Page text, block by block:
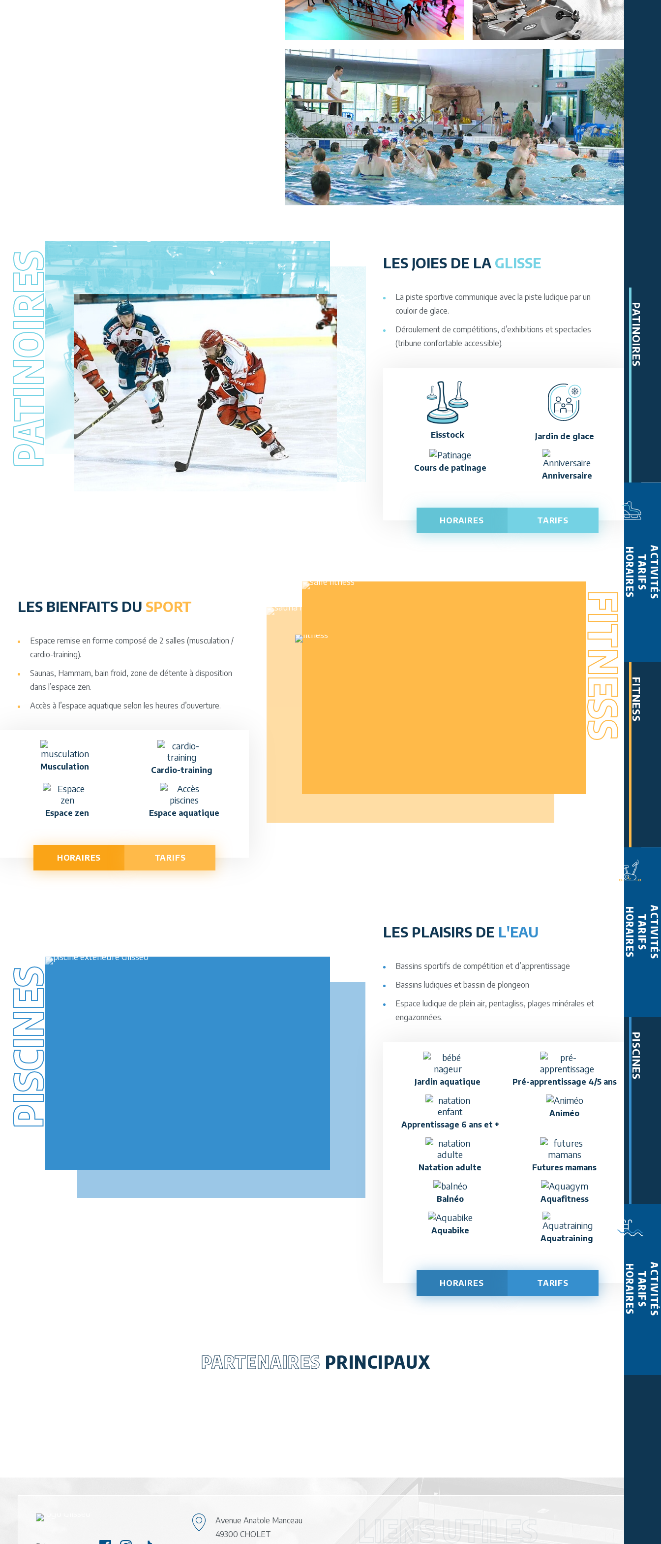
PATINOIRES
HORAIRESTARIFSACTIVITÉS
FITNESS
HORAIRESTARIFSACTIVITÉS
PISCINES
HORAIRESTARIFSACTIVITÉS
PATINOIRES LES JOIES DE LA GLISSE
La piste sportive communique avec la piste ludique par un
couloir de glace.
Déroulement de compétitions, d’exhibitions et spectacles
(tribune confortable accessible).
Eisstock Jardin de glace
Cours de patinage
Anniversaire
HORAIRES TARIFS
LES BIENFAITS DU SPORT
Espace remise en forme composé de 2 salles (musculation /
cardio-training).
Saunas, Hammam, bain froid, zone de détente à disposition
dans l’espace zen.
Accès à l’espace aquatique selon les heures d’ouverture.
Musculation Cardio-training
Espace zen Espace aquatique
HORAIRES TARIFS
FITNESS
PISCINES
LES PLAISIRS DE L'EAU
Bassins sportifs de compétition et d’apprentissage
Bassins ludiques et bassin de plongeon
Espace ludique de plein air, pentagliss, plages minérales et
engazonnées.
Jardin aquatique Pré-apprentissage 4/5 ans
Apprentissage 6 ans et +
Animéo
Natation adulte Futures mamans
Balnéo Aquafitness
Aquabike
Aquatraining
HORAIRES TARIFS
PARTENAIRES PRINCIPAUX
Avenue Anatole Manceau
49300 CHOLET
LIENS UTILES